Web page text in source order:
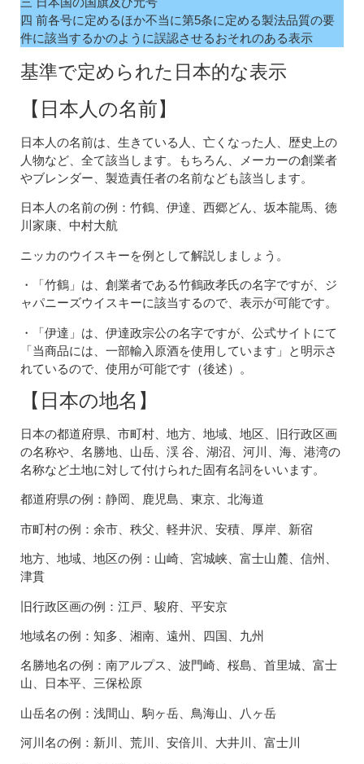
四 前各号に定めるほか不当に第5条に定める製法品質の要
件に該当するかのように誤認させるおそれのある表示
基準で定められた日本的な表示
【日本人の名前】
日本人の名前は、生きている人、亡くなった人、歴史上の
人物など、全て該当します。もちろん、メーカーの創業者
やブレンダー、製造責任者の名前なども該当します。
日本人の名前の例：竹鶴、伊達、西郷どん、坂本龍馬、徳
川家康、中村大航
ニッカのウイスキーを例として解説しましょう。
・「竹鶴」は、創業者である竹鶴政孝氏の名字ですが、ジ
ャパニーズウイスキーに該当するので、表示が可能です。
・「伊達」は、伊達政宗公の名字ですが、公式サイトにて
「当商品には、一部輸入原酒を使用しています」と明示さ
れているので、使用が可能です（後述）。
【日本の地名】
日本の都道府県、市町村、地方、地域、地区、旧行政区画
の名称や、名勝地、山岳、渓 谷、湖沼、河川、海、港湾の
名称など土地に対して付けられた固有名詞をいいます。
都道府県の例：静岡、鹿児島、東京、北海道
市町村の例：余市、秩父、軽井沢、安積、厚岸、新宿
地方、地域、地区の例：山崎、宮城峡、富士山麓、信州、
津貫
旧行政区画の例：江戸、駿府、平安京
地域名の例：知多、湘南、遠州、四国、九州
名勝地名の例：南アルプス、波門崎、桜島、首里城、富士
山、日本平、三保松原
山岳名の例：浅間山、駒ヶ岳、鳥海山、八ヶ岳
河川名の例：新川、荒川、安倍川、大井川、富士川